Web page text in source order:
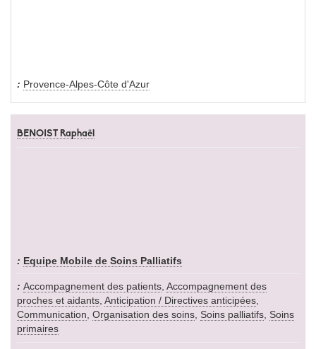
Provence-Alpes-Côte d'Azur
BENOIST Raphaël
Equipe Mobile de Soins Palliatifs
Accompagnement des patients, Accompagnement des
proches et aidants, Anticipation / Directives anticipées,
Communication, Organisation des soins, Soins palliatifs, Soins
primaires